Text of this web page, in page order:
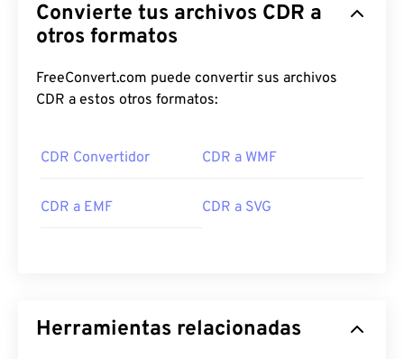
Convierte tus archivos CDR a
otros formatos
FreeConvert.com puede convertir sus archivos
CDR a estos otros formatos:
CDR Convertidor CDR a WMF
CDR a EMF CDR a SVG
Herramientas relacionadas